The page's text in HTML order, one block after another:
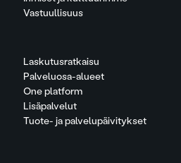
Vastuullisuus
Laskutusratkaisu
Palveluosa-alueet
One platform
Lisäpalvelut
Tuote- ja palvelupäivitykset